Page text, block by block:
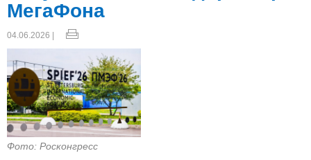
МегаФона
04.06.2026 |
Фото: Росконгресс